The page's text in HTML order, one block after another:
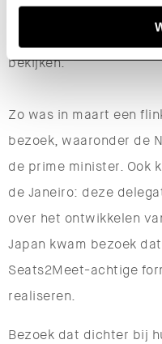
waren er delegaties te
nieuwe woon- en
bekijken.
Zo was in maart een
bezoek, waaronder de
de prime minister. Ook
de Janeiro: deze
over het ontwikkelen
Japan kwam bezoek
Seats2Meet-achtige
realiseren.
Bezoek dat dichter bij